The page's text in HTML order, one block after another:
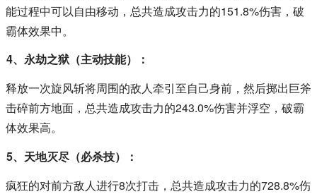
能过程中可以自由移动，总共造成攻击力的151.8%伤害，破
霸体效果中。
4、永劫之狱（主动技能）：
释放一次旋风斩将周围的敌人牵引至自己身前，然后掷出巨斧
击碎前方地面，总共造成攻击力的243.0%伤害并浮空，破霸
体效果高。
5、天地灭尽（必杀技）：
疯狂的对前方敌人进行8次打击，总共造成攻击力的728.8%伤